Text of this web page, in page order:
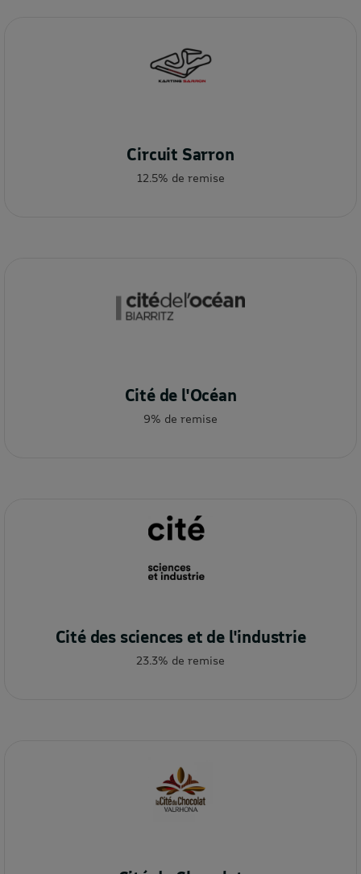
Circuit Sarron
12.5% de remise
Cité de l'Océan
9% de remise
Cité des sciences et de l'industrie
23.3% de remise